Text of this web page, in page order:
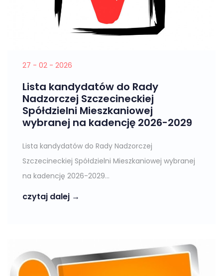
27 - 02 - 2026
Lista kandydatów do Rady
Nadzorczej Szczecineckiej
Spółdzielni Mieszkaniowej
wybranej na kadencję 2026-2029
Lista kandydatów do Rady Nadzorczej
Szczecineckiej Spółdzielni Mieszkaniowej wybranej
na kadencję 2026-2029...
czytaj dalej →